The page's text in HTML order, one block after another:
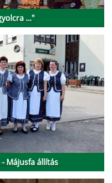
..."
Májusfa állítás